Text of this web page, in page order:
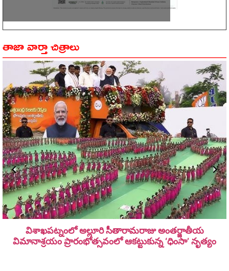
తాజా వార్తా చిత్రాలు
విశాఖపట్నంలో అల్లూరి సీతారామ‌రాజు అంత‌ర్జాతీయ
విమానాశ్ర‌యం ప్రారంభోత్సవంలో ఆకట్టుకున్న ‘ధింసా’ నృత్యం